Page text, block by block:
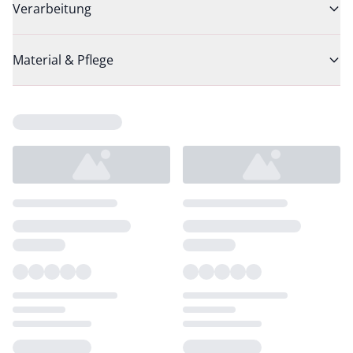
Verarbeitung
Material & Pflege